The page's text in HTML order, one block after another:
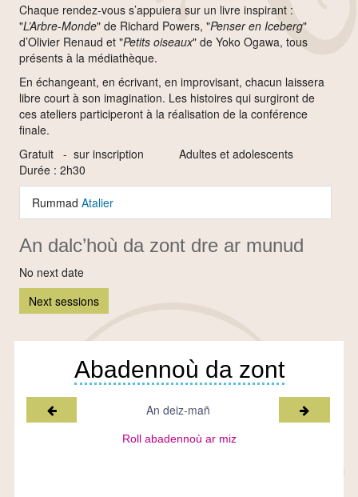
Chaque rendez-vous s’appuiera sur un livre inspirant :
"L’Arbre-Monde" de Richard Powers, "Penser en Iceberg"
d’Olivier Renaud et "Petits oiseaux" de Yoko Ogawa, tous
présents à la médiathèque.
En échangeant, en écrivant, en improvisant, chacun laissera
libre court à son imagination. Les histoires qui surgiront de
ces ateliers participeront à la réalisation de la conférence
finale.
Gratuit - sur inscription Adultes et adolescents
Durée : 2h30
Rummad Atalier
An dalc’hoù da zont dre ar munud
No next date
Next sessions
Abadennoù da zont
Miz a-raok An deiz-mañ Miz war-
Roll abadennoù ar miz